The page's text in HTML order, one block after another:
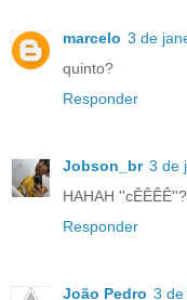
marcelo 3 de
quinto?
Responder
Jobson_br 3 de
HAHAH
Responder
João Pedro 3 de